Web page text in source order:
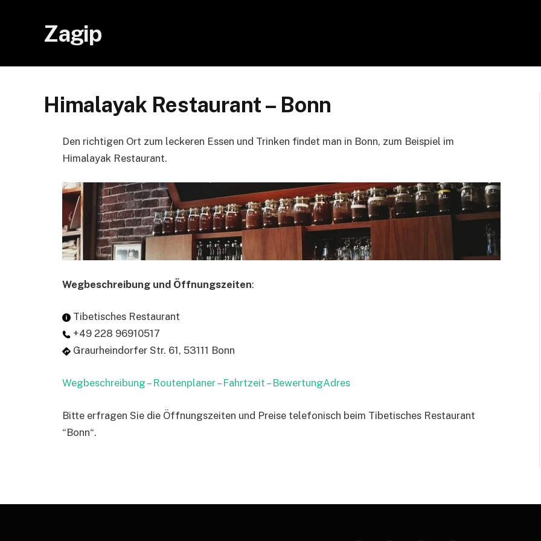
Zagip
Himalayak Restaurant – Bonn
Den richtigen Ort zum leckeren Essen und Trinken findet man in Bonn, zum Beispiel im
Himalayak Restaurant.
Wegbeschreibung und Öffnungszeiten:
Tibetisches Restaurant
+49 228 96910517
Graurheindorfer Str. 61, 53111 Bonn
Wegbeschreibung – Routenplaner – Fahrtzeit – BewertungAdres
Bitte erfragen Sie die Öffnungszeiten und Preise telefonisch beim Tibetisches Restaurant
“Bonn“.